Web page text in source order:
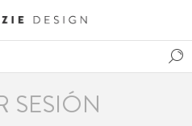
SESIÓN